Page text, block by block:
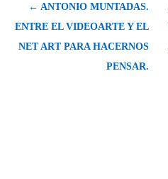
← ANTONIO MUNTADAS.
ENTRE EL VIDEOARTE Y EL
NET ART PARA HACERNOS
PENSAR.